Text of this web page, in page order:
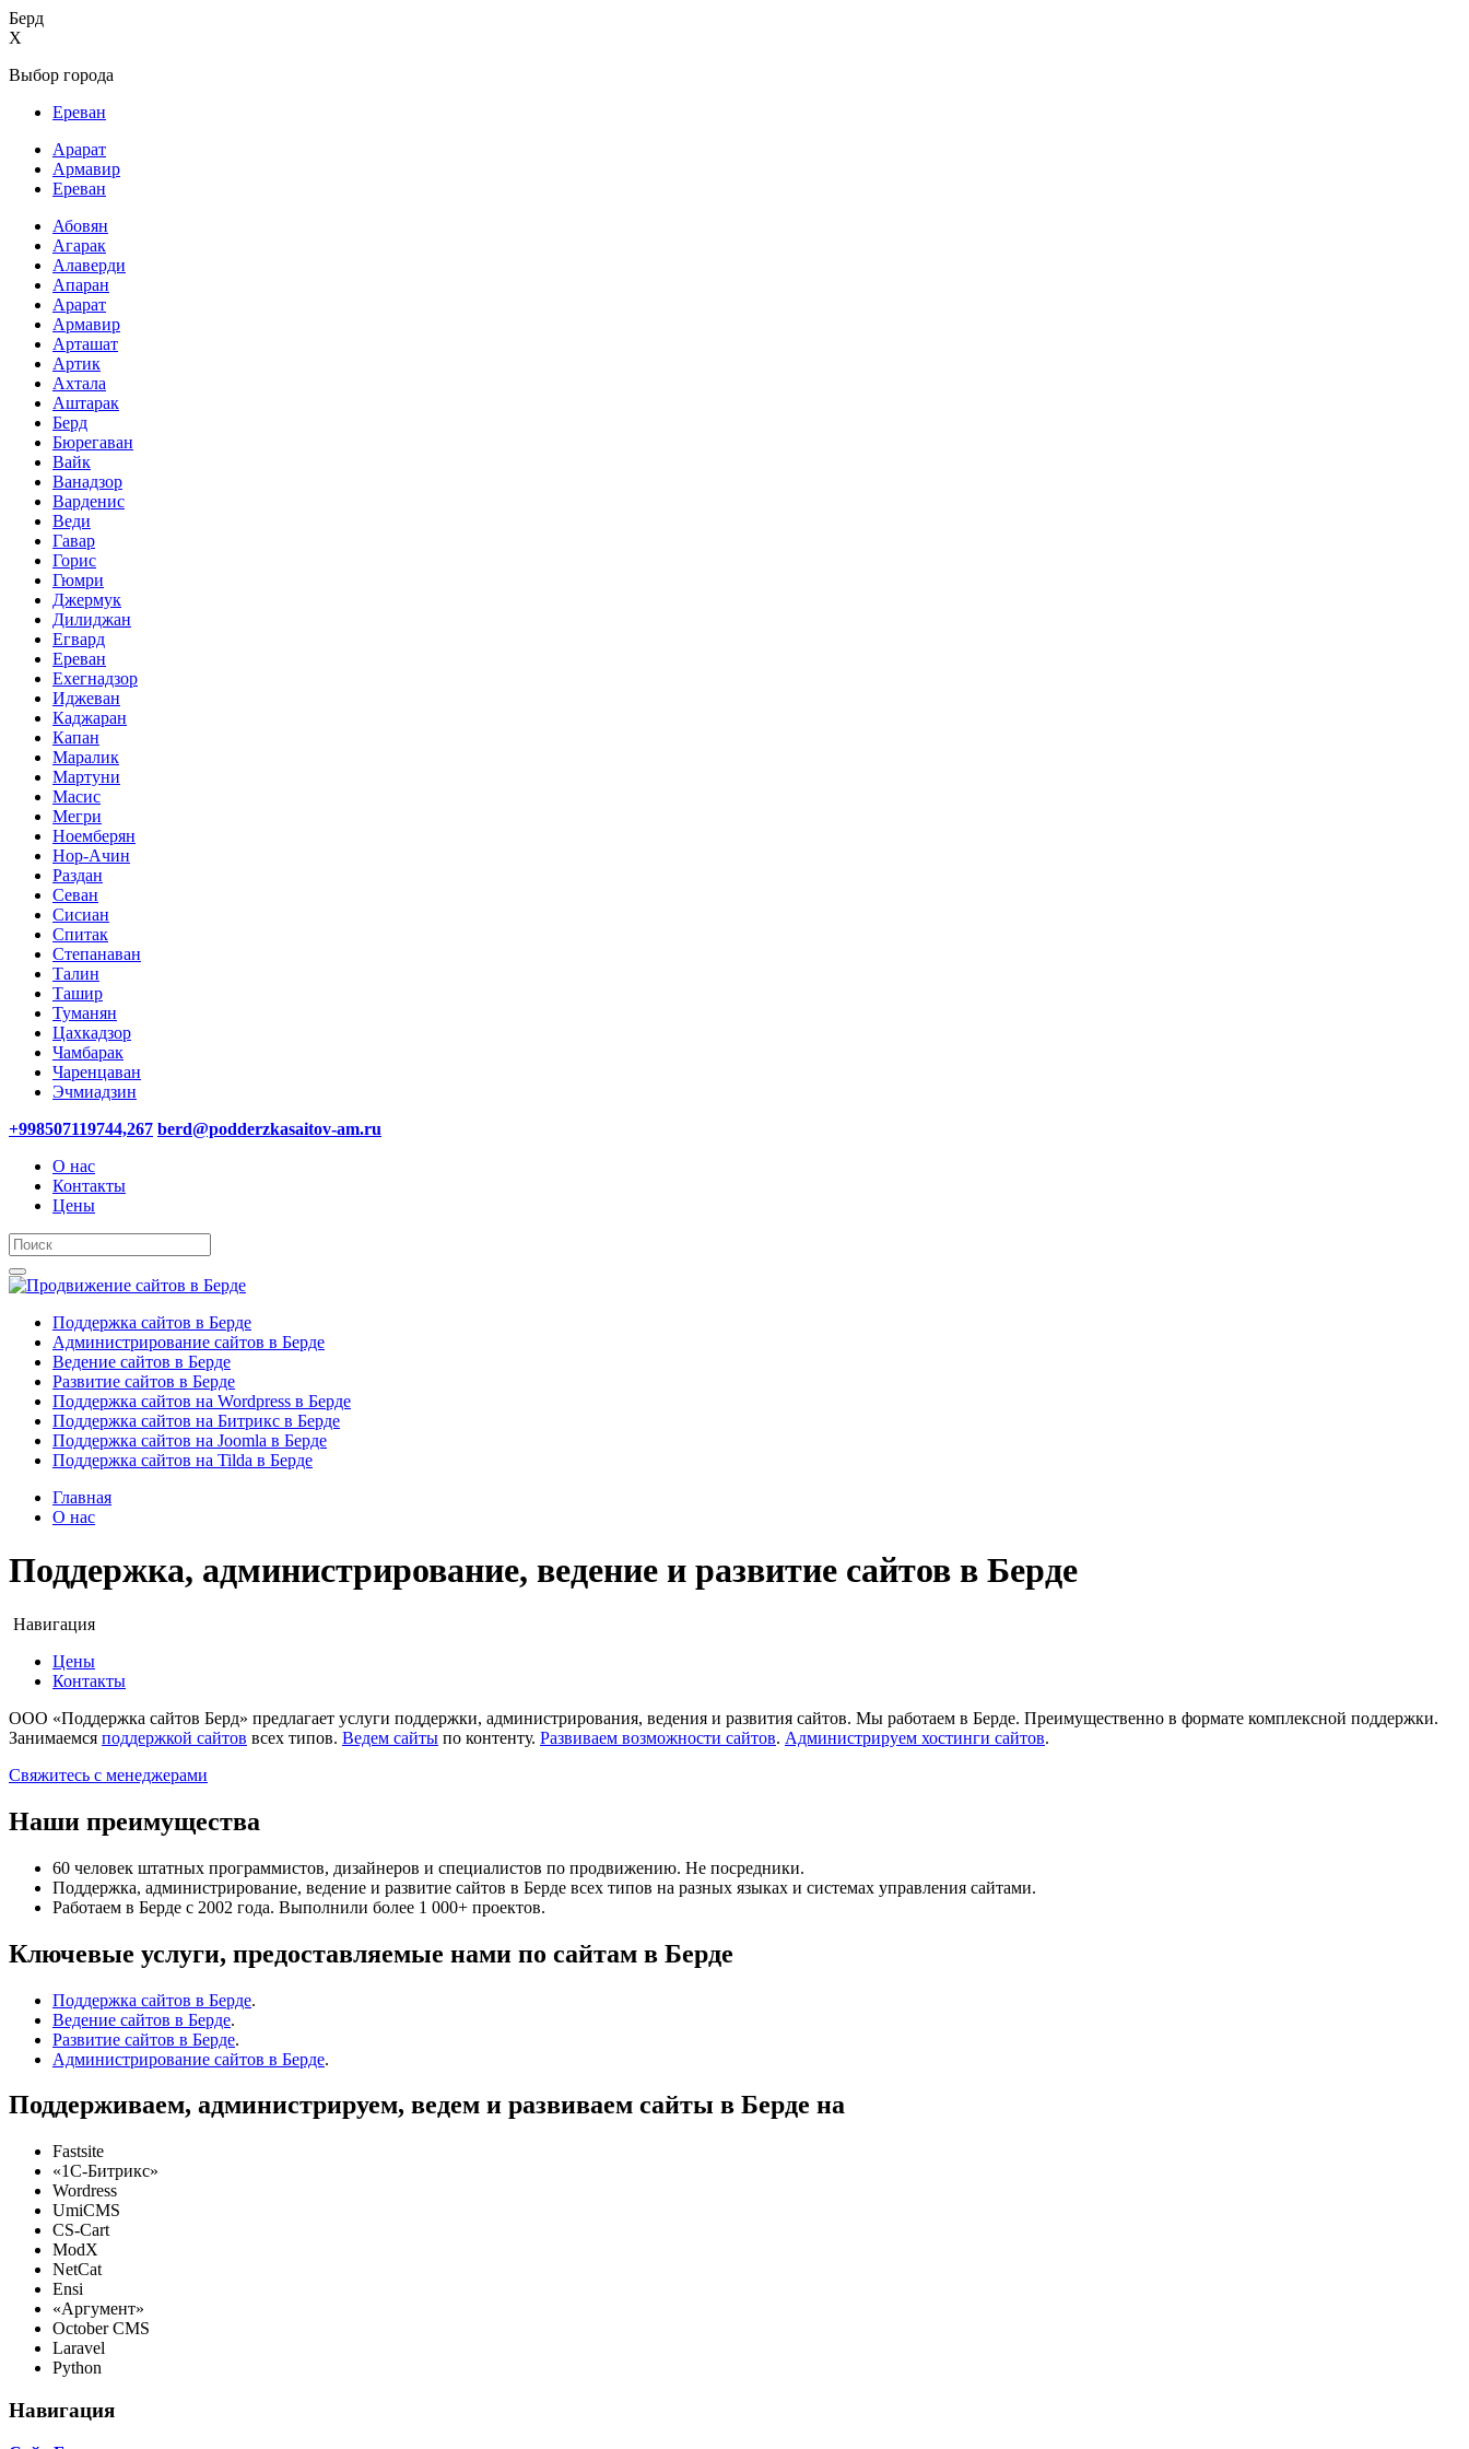
Берд
X
Выбор города
Ереван
Арарат
Армавир
Ереван
Абовян
Агарак
Алаверди
Апаран
Арарат
Армавир
Арташат
Артик
Ахтала
Аштарак
Берд
Бюрегаван
Вайк
Ванадзор
Варденис
Веди
Гавар
Горис
Гюмри
Джермук
Дилиджан
Егвард
Ереван
Ехегнадзор
Иджеван
Каджаран
Капан
Маралик
Мартуни
Масис
Мегри
Ноемберян
Нор-Ачин
Раздан
Севан
Сисиан
Спитак
Степанаван
Талин
Ташир
Туманян
Цахкадзор
Чамбарак
Чаренцаван
Эчмиадзин
+998507119744,267 berd@podderzkasaitov-am.ru
О нас
Контакты
Цены
Поддержка сайтов в Берде
Администрирование сайтов в Берде
Ведение сайтов в Берде
Развитие сайтов в Берде
Поддержка сайтов на Wordpress в Берде
Поддержка сайтов на Битрикс в Берде
Поддержка сайтов на Joomla в Берде
Поддержка сайтов на Tilda в Берде
Главная
О нас
Поддержка, администрирование, ведение и развитие сайтов в Берде
Навигация
Цены
Контакты
ООО «Поддержка сайтов Берд» предлагает услуги поддержки, администрирования, ведения и развития сайтов. Мы работаем в Берде. Преимущественно в формате комплексной поддержки.
Занимаемся поддержкой сайтов всех типов. Ведем сайты по контенту. Развиваем возможности сайтов. Администрируем хостинги сайтов.
Свяжитесь с менеджерами
Наши преимущества
60 человек штатных программистов, дизайнеров и специалистов по продвижению. Не посредники.
Поддержка, администрирование, ведение и развитие сайтов в Берде всех типов на разных языках и системах управления сайтами.
Работаем в Берде с 2002 года. Выполнили более 1 000+ проектов.
Ключевые услуги, предоставляемые нами по сайтам в Берде
Поддержка сайтов в Берде.
Ведение сайтов в Берде.
Развитие сайтов в Берде.
Администрирование сайтов в Берде.
Поддерживаем, администрируем, ведем и развиваем сайты в Берде на
Fastsite
«1C-Битрикс»
Wordress
UmiCMS
CS-Cart
ModX
NetCat
Ensi
«Аргумент»
October CMS
Laravel
Python
Навигация